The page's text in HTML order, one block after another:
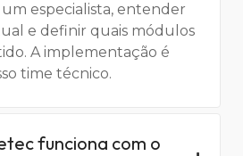
especialista, entender
e definir quais módulos
A implementação é
time técnico.
funciona com o